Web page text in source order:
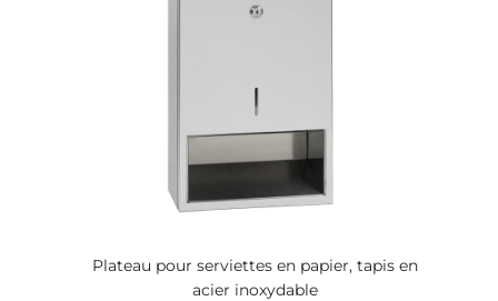
Plateau pour serviettes en papier, tapis en
acier inoxydable